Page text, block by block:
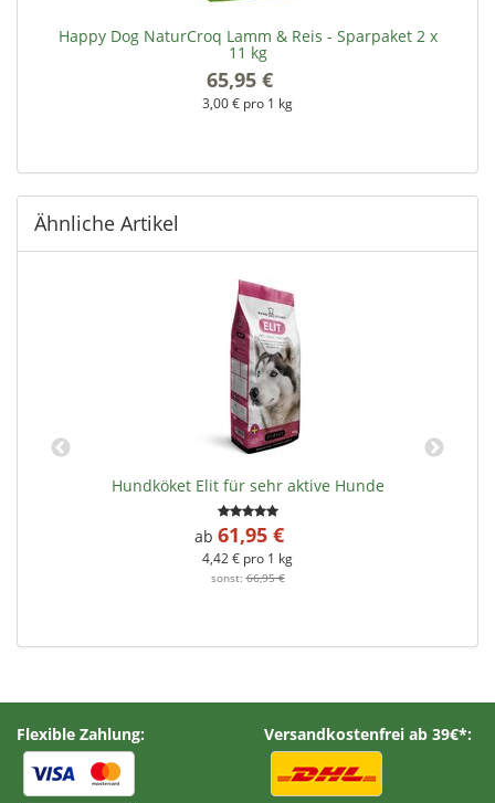
Happy Dog NaturCroq Lamm & Reis - Sparpaket 2 x
11 kg
65,95 €
3,00 € pro 1 kg
Ähnliche Artikel
Hundköket Elit für sehr aktive Hunde
ab 61,95 €
4,42 € pro 1 kg
sonst:66,95 €
Flexible Zahlung: Versandkostenfrei ab 39€*: